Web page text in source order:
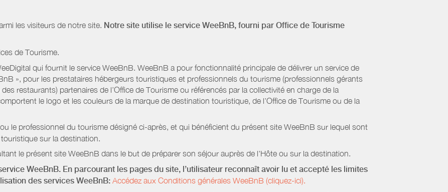
les visiteurs de notre site. Notre site utilise le service WeeBnB, fourni par Office de Tourisme
de Tourisme.
qui fournit le service WeeBnB. WeeBnB a pour fonctionnalité principale de délivrer un service de
», pour les prestataires hébergeurs touristiques et professionnels du tourisme (professionnels gérants
restaurants) partenaires de l’Office de Tourisme ou référencés par la collectivité en charge de la
le logo et les couleurs de la marque de destination touristique, de l’Office de Tourisme ou de la
le professionnel du tourisme désigné ci-après, et qui bénéficient du présent site WeeBnB sur lequel sont
sur la destination.
le présent site WeeBnB dans le but de préparer son séjour auprès de l'Hôte ou sur la destination.
WeeBnB. En parcourant les pages du site, l’utilisateur reconnaît avoir lu et accepté les limites
des services WeeBnB: Accédez aux Conditions générales WeeBnB (cliquez-ici).